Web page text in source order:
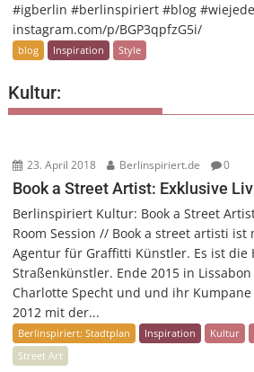
#igberlin #berlinspiriert #blog
instagram.com/p/BGP3qpfzG5i/
blog Inspiration Style
Kultur:
23. April 2018 Berlinspiriert.de 0
Book a Street Artist: Exklusive
Berlinspiriert Kultur: Book a Street
Room Session // Book a street artisti
Agentur für Graffitti Künstler. Es ist die
Straßenkünstler. Ende 2015 in
Charlotte Specht und und ihr
2012 mit der...
Berlinspiriert: Stadtplan Inspiration Kultur
Street Art